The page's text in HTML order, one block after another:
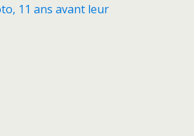
11 ans avant leur